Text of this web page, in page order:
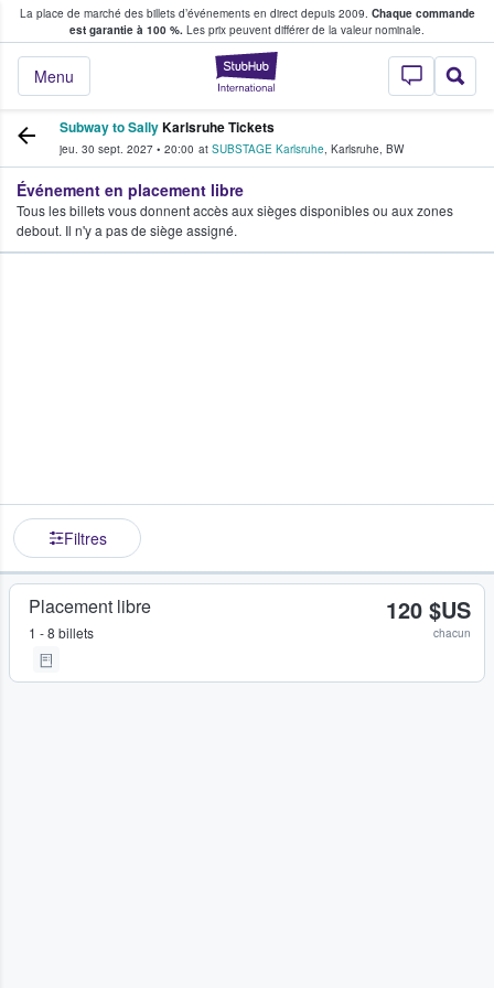
La place de marché des billets d’événements en direct depuis 2009. Chaque commande
est garantie à 100 %. Les prix peuvent différer de la valeur nominale.
StubHub - Où
Menu
fans achètent et vendent des billets
Subway to SallyKarlsruhe Tickets
jeu. 30 sept. 2027 • 20:00 at SUBSTAGE Karlsruhe, Karlsruhe, BW
Événement en placement libre
Tous les billets vous donnent accès aux sièges disponibles ou aux zones
debout. Il n'y a pas de siège assigné.
Filtres
Placement libre
1 - 8 billets
120 $US
chacun